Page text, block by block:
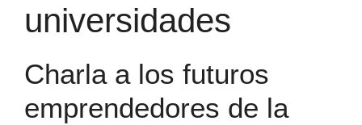
universidades
Charla a los futuros
emprendedores de la